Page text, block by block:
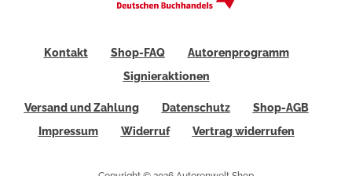
Kontakt Shop-FAQ
Autorenprogramm
Signieraktionen
Versand und Zahlung Datenschutz
Shop-AGB
Impressum
Widerruf Vertrag widerrufen